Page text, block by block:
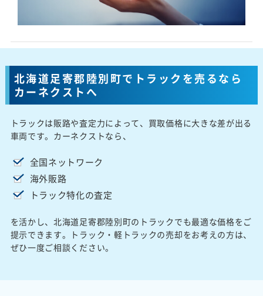
北海道足寄郡陸別町でトラックを売るなら
カーネクストへ
トラックは販路や査定力によって、買取価格に大きな差が出る
車両です。カーネクストなら、
全国ネットワーク
海外販路
トラック特化の査定
を活かし、北海道足寄郡陸別町のトラックでも最適な価格をご
提示できます。トラック・軽トラックの売却をお考えの方は、
ぜひ一度ご相談ください。